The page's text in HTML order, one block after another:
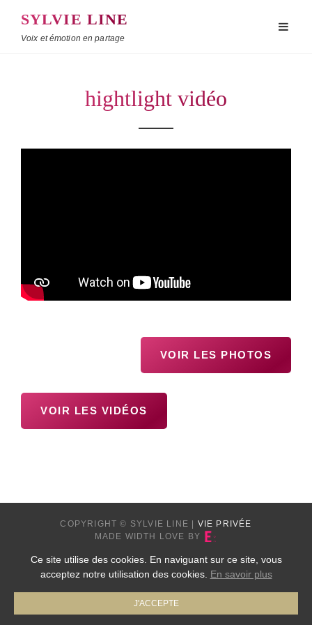
SYLVIE LINE
Voix et émotion en partage
hightlight vidéo
VOIR LES PHOTOS
VOIR LES VIDÉOS
COPYRIGHT © SYLVIE LINE
VIE PRIVÉE
MADE WIDTH LOVE BY
Ce site utilise des cookies. En naviguant sur ce site, vous
acceptez notre utilisation des cookies. En savoir plus
J'ACCEPTE